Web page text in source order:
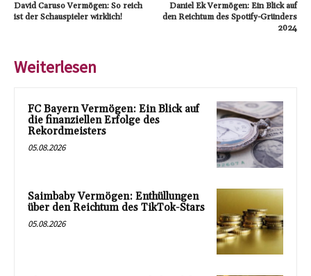
David Caruso Vermögen: So reich
ist der Schauspieler wirklich!
Daniel Ek Vermögen: Ein Blick auf
den Reichtum des Spotify-Gründers
2024
Weiterlesen
FC Bayern Vermögen: Ein Blick auf
die finanziellen Erfolge des
Rekordmeisters
05.08.2026
Saimbaby Vermögen: Enthüllungen
über den Reichtum des TikTok-Stars
05.08.2026